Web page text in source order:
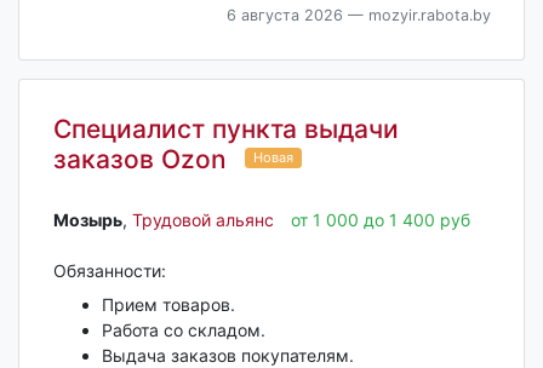
6 августа 2026 — mozyir.rabota.by
Специалист пункта выдачи
заказов Ozon
Новая
Мозырь‎, Трудовой альянс от 1 000 до 1 400 руб
Обязанности:
Прием товаров.
Работа со складом.
Выдача заказов покупателям.